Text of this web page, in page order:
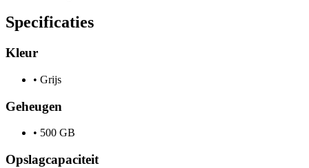
Specificaties
Kleur
• Grijs
Geheugen
• 500 GB
Opslagcapaciteit